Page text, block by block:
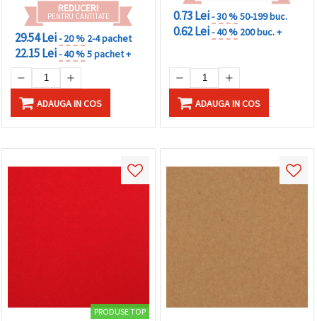
REDUCERI
PENTRU CANTITATE
29.54 Lei- 20 % 2-4 pachet
22.15 Lei- 40 %5 pachet +
ADAUGA IN COS
0.73 Lei- 30 %50-199 buc.
0.62 Lei- 40 % 200 buc. +
ADAUGA IN COS
PRODUSE TOP